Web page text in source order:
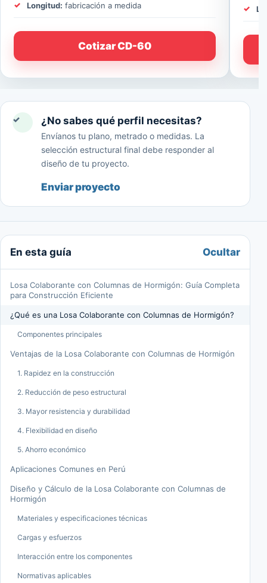
Longitud: fabricación a medida
Cotizar CD-60
✓ ¿No sabes qué perfil necesitas?
Envíanos tu plano, metrado o medidas. La
selección estructural final debe responder al
diseño de tu proyecto.
Enviar proyecto
En esta guía Ocultar
Losa Colaborante con Columnas de Hormigón: Guía Completa
para Construcción Eficiente
¿Qué es una Losa Colaborante con Columnas de Hormigón?
Componentes principales
Ventajas de la Losa Colaborante con Columnas de Hormigón
1. Rapidez en la construcción
2. Reducción de peso estructural
3. Mayor resistencia y durabilidad
4. Flexibilidad en diseño
5. Ahorro económico
Aplicaciones Comunes en Perú
Diseño y Cálculo de la Losa Colaborante con Columnas de
Hormigón
Materiales y especificaciones técnicas
Cargas y esfuerzos
Interacción entre los componentes
Normativas aplicables